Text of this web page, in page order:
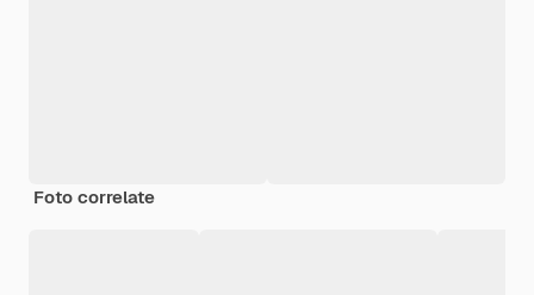
Foto correlate